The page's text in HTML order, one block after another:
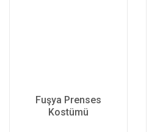
Fuşya Prenses
Kostümü